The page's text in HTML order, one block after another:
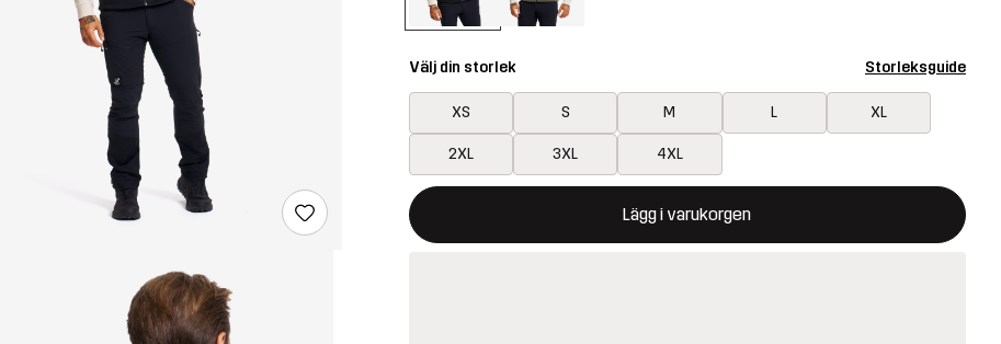
Välj din storlek Storleksguide
XS S M L XL
2XL 3XL 4XL
Lägg i varukorgen
Denna knapp kommer att öppna en modal som bekräftar en ny vara i varukorg
{{size}} inte tillgänglig